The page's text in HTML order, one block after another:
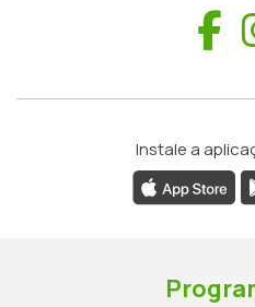
Instale a